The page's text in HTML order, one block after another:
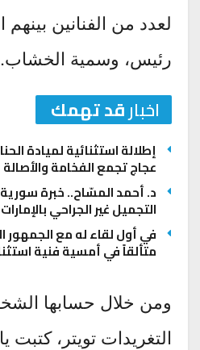
لعدد من الفنانين بينهم
رئيس، وسمية الخشاب.
اخبارقد تهمك
إطلالة استثنائية لميادة
عجاج تجمع الفخامة والأصالة
د. أحمد المسّاح.. خبرة
التجميل غير الجراحي بالإمارات
في أول لقاء له مع الجمهور
متألقاً في أمسية فنية
ومن خلال حسابها
التغريدات تويتر،